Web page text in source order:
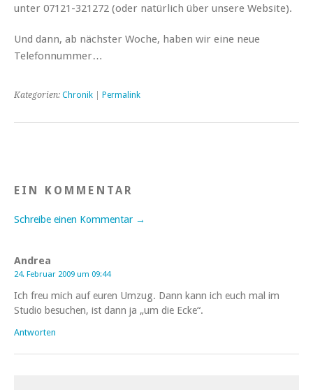
unter 07121-321272 (oder natürlich über unsere Website).
Und dann, ab nächster Woche, haben wir eine neue
Telefonnummer…
Kategorien: Chronik Permalink
EIN KOMMENTAR
Schreibe einen Kommentar →
Andrea
24. Februar 2009 um 09:44
Ich freu mich auf euren Umzug. Dann kann ich euch mal im
Studio besuchen, ist dann ja „um die Ecke“.
Antworten